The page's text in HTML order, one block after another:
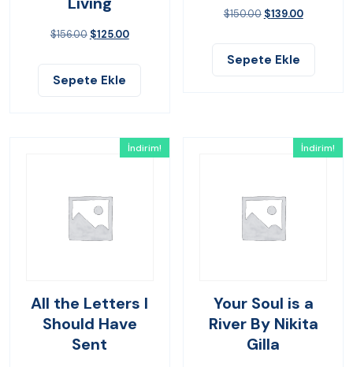
$156.00 $125.00
Sepete Ekle
$150.00 $139.00
Sepete Ekle
İndirim!
All the Letters I
Should Have
Sent
İndirim!
Your Soul is a
River By Nikita
Gilla